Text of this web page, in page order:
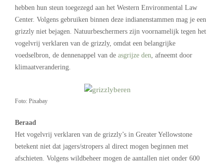
hebben hun steun toegezegd aan het Western Environmental Law
Center. Volgens gebruiken binnen deze indianenstammen mag je een
grizzly niet bejagen. Natuurbeschermers zijn voornamelijk tegen het
vogelvrij verklaren van de grizzly, omdat een belangrijke
voedselbron, de dennenappel van de asgrijze den , afneemt door
klimaatverandering.
Foto: Pixabay
Beraad
Het vogelvrij verklaren van de grizzly’s in Greater Yellowstone
betekent niet dat jagers/stropers al direct mogen beginnen met
afschieten. Volgens wildbeheer mogen de aantallen niet onder 600